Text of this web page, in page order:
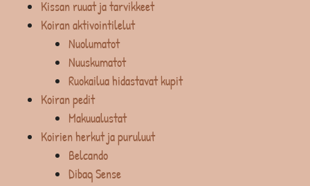
Kissan ruuat ja tarvikkeet
Koiran aktivointilelut
Nuolumatot
Nuuskumatot
Ruokailua hidastavat kupit
Koiran pedit
Makuualustat
Koirien herkut ja puruluut
Belcando
Dibaq Sense